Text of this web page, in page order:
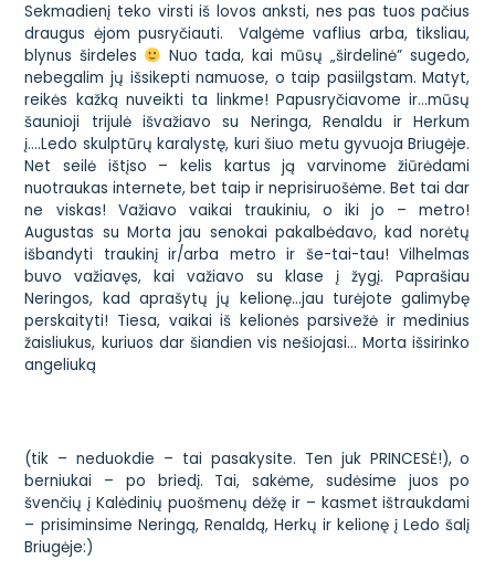
Sekmadienį teko virsti iš lovos anksti, nes pas tuos pačius
draugus ėjom pusryčiauti. Valgėme vaflius arba, tiksliau,
blynus širdeles
Nuo tada, kai mūsų „širdelinė” sugedo,
nebegalim jų išsikepti namuose, o taip pasiilgstam. Matyt,
reikės kažką nuveikti ta linkme! Papusryčiavome ir…mūsų
šaunioji trijulė išvažiavo su Neringa, Renaldu ir Herkum
į….Ledo skulptūrų karalystę, kuri šiuo metu gyvuoja Briugėje.
Net seilė ištįso – kelis kartus ją varvinome žiūrėdami
nuotraukas internete, bet taip ir neprisiruošėme. Bet tai dar
ne viskas! Važiavo vaikai traukiniu, o iki jo – metro!
Augustas su Morta jau senokai pakalbėdavo, kad norėtų
išbandyti traukinį ir/arba metro ir še-tai-tau! Vilhelmas
buvo važiavęs, kai važiavo su klase į žygį. Paprašiau
Neringos, kad aprašytų jų kelionę…jau turėjote galimybę
perskaityti! Tiesa, vaikai iš kelionės parsivežė ir medinius
žaisliukus, kuriuos dar šiandien vis nešiojasi… Morta išsirinko
angeliuką
(tik – neduokdie – tai pasakysite. Ten juk PRINCESĖ!), o
berniukai – po briedį. Tai, sakėme, sudėsime juos po
švenčių į Kalėdinių puošmenų dėžę ir – kasmet ištraukdami
– prisiminsime Neringą, Renaldą, Herkų ir kelionę į Ledo šalį
Briugėje:)